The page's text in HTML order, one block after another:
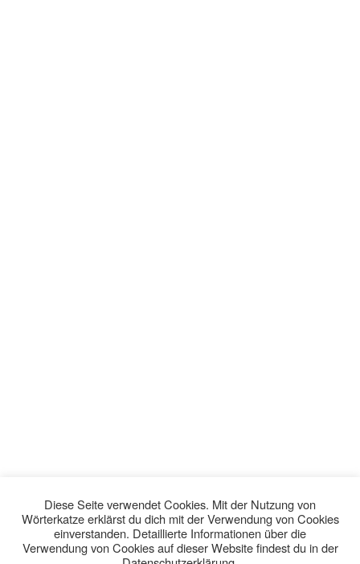
Diese Seite verwendet Cookies. Mit der Nutzung von
Wörterkatze erklärst du dich mit der Verwendung von Cookies
einverstanden. Detaillierte Informationen über die
Verwendung von Cookies auf dieser Website findest du in der